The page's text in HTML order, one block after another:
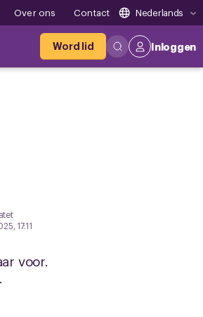
Over ons Contact Nederlands
Word lid Inloggen
17:11
voor.